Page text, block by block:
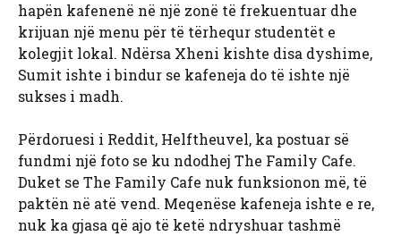
hapën kafenenë në një zonë të frekuentuar dhe
krijuan një menu për të tërhequr studentët e
kolegjit lokal. Ndërsa Xheni kishte disa dyshime,
Sumit ishte i bindur se kafeneja do të ishte një
sukses i madh.
Përdoruesi i Reddit, Helftheuvel, ka postuar së
fundmi një foto se ku ndodhej The Family Cafe.
Duket se The Family Cafe nuk funksionon më, të
paktën në atë vend. Meqenëse kafeneja ishte e re,
nuk ka gjasa që ajo të ketë ndryshuar tashmë